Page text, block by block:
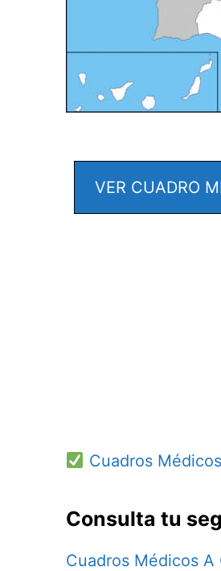
VER CUADRO
Cuadros Médicos
Consulta tu
Cuadros Médicos A